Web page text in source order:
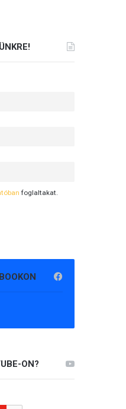
foglaltakat.
ON?